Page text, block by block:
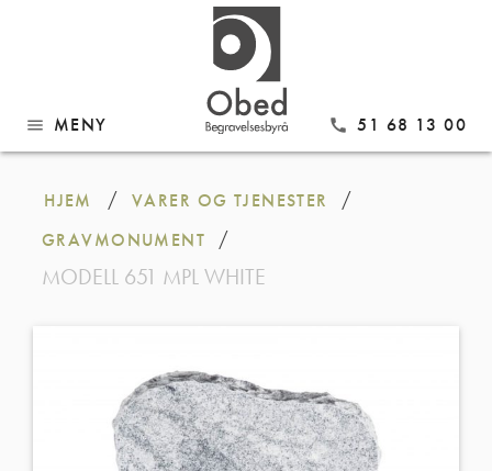
menu MENY call 51 68 13 00
Gå
innhold
HJEM / VARER OG TJENESTER /
GRAVMONUMENT /
MODELL 651 MPL WHITE